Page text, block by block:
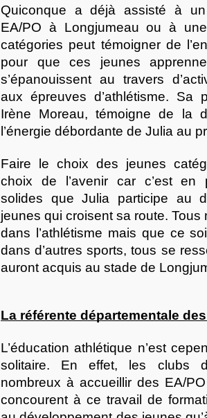
Quiconque a déjà assisté à
EA/PO à Longjumeau ou à
catégories peut témoigner de
pour que ces jeunes
s’épanouissent au travers
aux épreuves d’athlétisme. Sa
Irène Moreau, témoigne de la
l’énergie débordante de Julia au
Faire le choix des jeunes
choix de l’avenir car c’est en
solides que Julia participe au
jeunes qui croisent sa route. Tous
dans l’athlétisme mais que ce
dans d’autres sports, tous se
auront acquis au stade de
La référente départementale
L’éducation athlétique n’est
solitaire. En effet, les clubs
nombreux à accueillir des EA/
concourent à ce travail de